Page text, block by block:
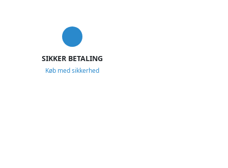
SIKKER BETALING
Køb med sikkerhed